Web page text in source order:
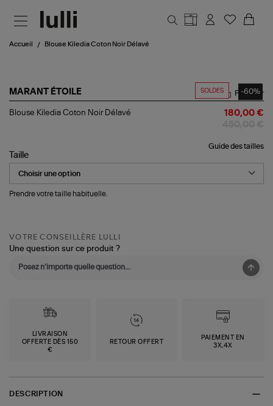
Accueil Blouse Kiledia Coton Noir Délavé
SOLDES -60%
MARANT ÉTOILE
Blouse
Délavé
Partager
Blouse Kiledia Coton Noir Délavé 180,00 €
Guide des tailles
Taille
Prendre votre taille habituelle.
VOTRE CONSEILLÈRE LULLI
Une question sur ce produit ?
LIVRAISON
OFFERTE DÈS 150
€
RETOUR OFFERT
PAIEMENT EN
3X,4X
DESCRIPTION